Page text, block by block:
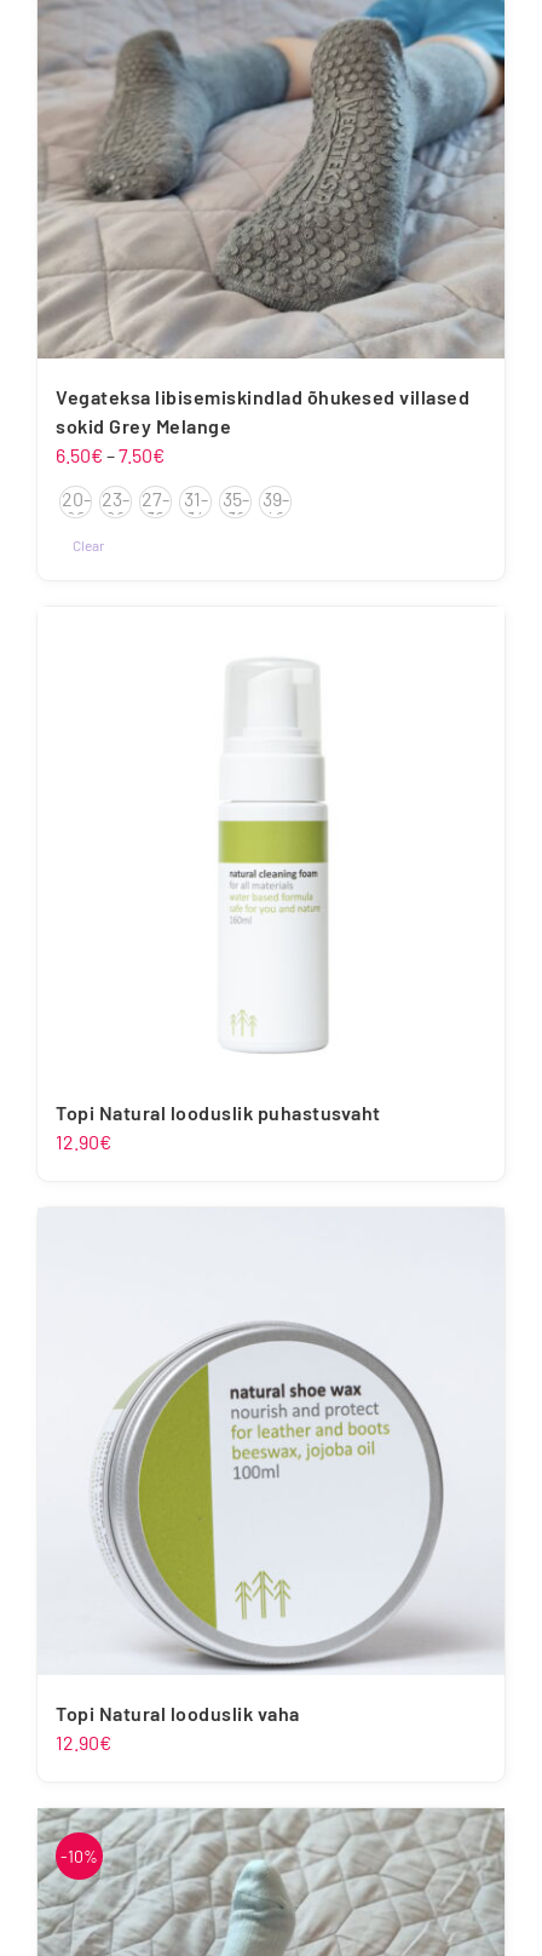
Vegateksa libisemiskindlad õhukesed villased
sokid Grey Melange
6.50€ –7.50€
6.50€
kuni
20-
22
23-
26
27-
30
31-
34
35-
38
39-
42
Clear
Topi Natural looduslik puhastusvaht
12.90€
Topi Natural looduslik vaha
12.90€
-10%